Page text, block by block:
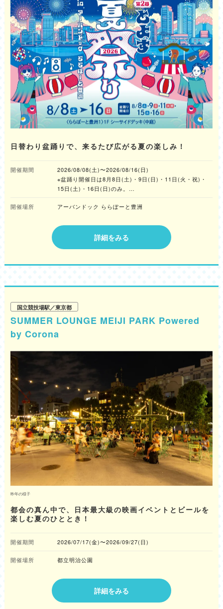
日替わり盆踊りで、来るたび広がる夏の楽しみ！
開催期間
2026/08/08(土)〜2026/08/16(日)
※盆踊り開催日は8月8日(土)・9日(日)・11日(火・祝)・
15日(土)・16日(日)のみ。
予定。
開催場所 アーバンドック ららぽーと豊洲
詳細をみる
国立競技場駅／東京都
SUMMER LOUNGE MEIJI PARK Powered
by Corona
昨年の様子
都会の真ん中で、日本最大級の映画イベントとビールを
楽しむ夏のひととき！
開催期間 2026/07/17(金)〜2026/09/27(日)
開催場所 都立明治公園
詳細をみる